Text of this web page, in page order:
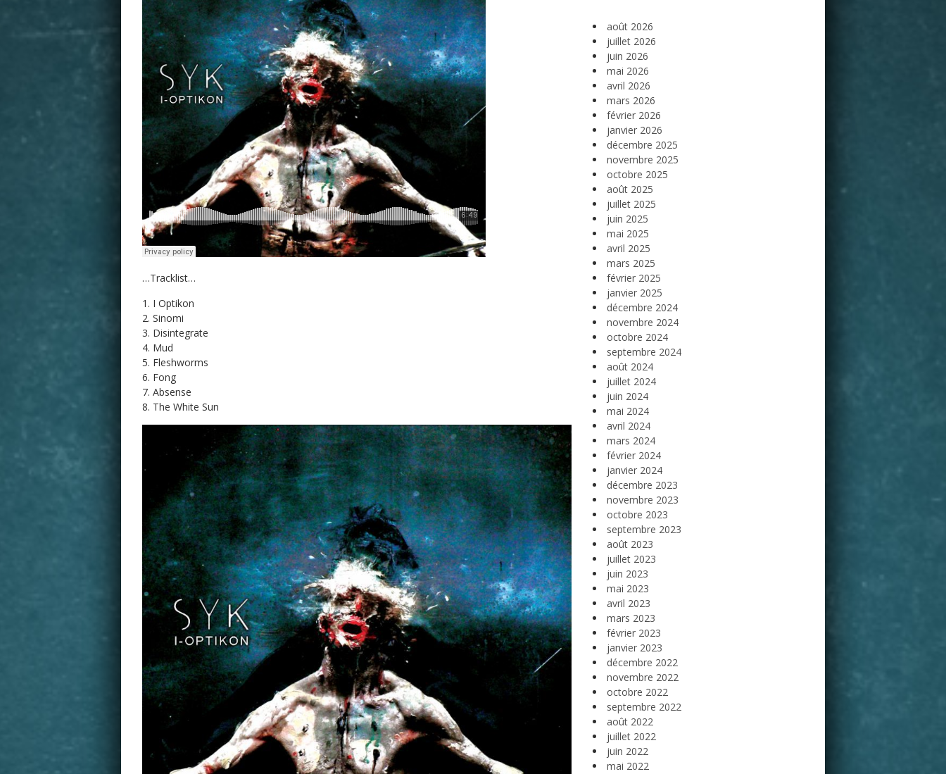
…Tracklist…
I Optikon
Sinomi
Disintegrate
Mud
Fleshworms
Fong
Absense
The White Sun
août 2026
juillet 2026
juin 2026
mai 2026
avril 2026
mars 2026
février 2026
janvier 2026
décembre 2025
novembre 2025
octobre 2025
août 2025
juillet 2025
juin 2025
mai 2025
avril 2025
mars 2025
février 2025
janvier 2025
décembre 2024
novembre 2024
octobre 2024
septembre 2024
août 2024
juillet 2024
juin 2024
mai 2024
avril 2024
mars 2024
février 2024
janvier 2024
décembre 2023
novembre 2023
octobre 2023
septembre 2023
août 2023
juillet 2023
juin 2023
mai 2023
avril 2023
mars 2023
février 2023
janvier 2023
décembre 2022
novembre 2022
octobre 2022
septembre 2022
août 2022
juillet 2022
juin 2022
mai 2022